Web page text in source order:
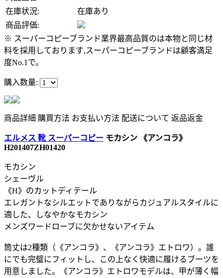
在庫状況:
在庫あり
商品評価:
※ スーパーコピーブランド業界最高品質のは本物と同じ材
料を採用しております,スーパーコピーブランドは顧客満足
度No.1で。
購入数量:
商品詳細 購買方法 お支払い方法 配送について 返品返金
エルメス 靴 スーパーコピー モカシン 《アンコラ》
H201407ZH01420
モカシン
シェーヴル
《H》のカットディテール
エレガントなシルエットでありながらカジュアルスタイルに
適した、しなやかなモカシン
メンズワードローブに欠かせないアイテム
筒丈は2種類（《アンコラ》、《アンコラ》エトロワ）。誰
にでも完璧にフィットし、この上なく快適に履けるブーツを
用意しました。《アンコラ》エトロワモデルは、甲が薄く幅